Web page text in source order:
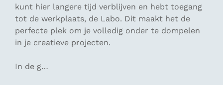
kunt hier langere tijd verblijven en hebt toegang
tot de werkplaats, de Labo. Dit maakt het de
perfecte plek om je volledig onder te dompelen
in je creatieve projecten.
In de g…